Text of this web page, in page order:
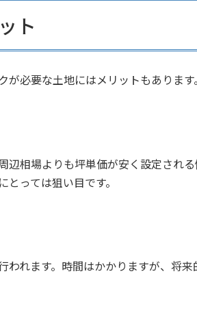
ト
必要な土地にはメリットもあります。
相場よりも坪単価が安く設定され
っては狙い目です。
れます。時間はかかりますが、将